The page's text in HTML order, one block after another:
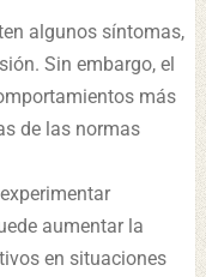
algunos síntomas,
Sin embargo, el
más
de las normas
aumentar la
en situaciones